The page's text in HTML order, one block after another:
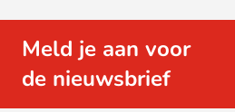
Meld je aan voor
de nieuwsbrief